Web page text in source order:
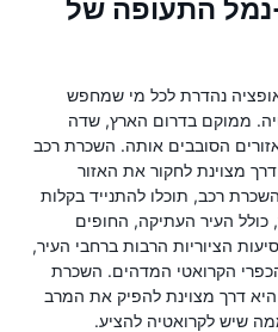
התעופה של
נהדרת לכל מי שמחפש
ממוקם בדרום הארץ, שדה
הסובבים אותה. השכרת רכב
מצוינת לחקור את האזור
רכב, תוכלו להתנייד בקלות
כולל העיר העתיקה, החופים
הציוריות הרבות ברחבי העיר,
הקרואטי המדהים. השכרת
דרך מצוינת להפיק את המרב
שיש לקרואטיה להציע.